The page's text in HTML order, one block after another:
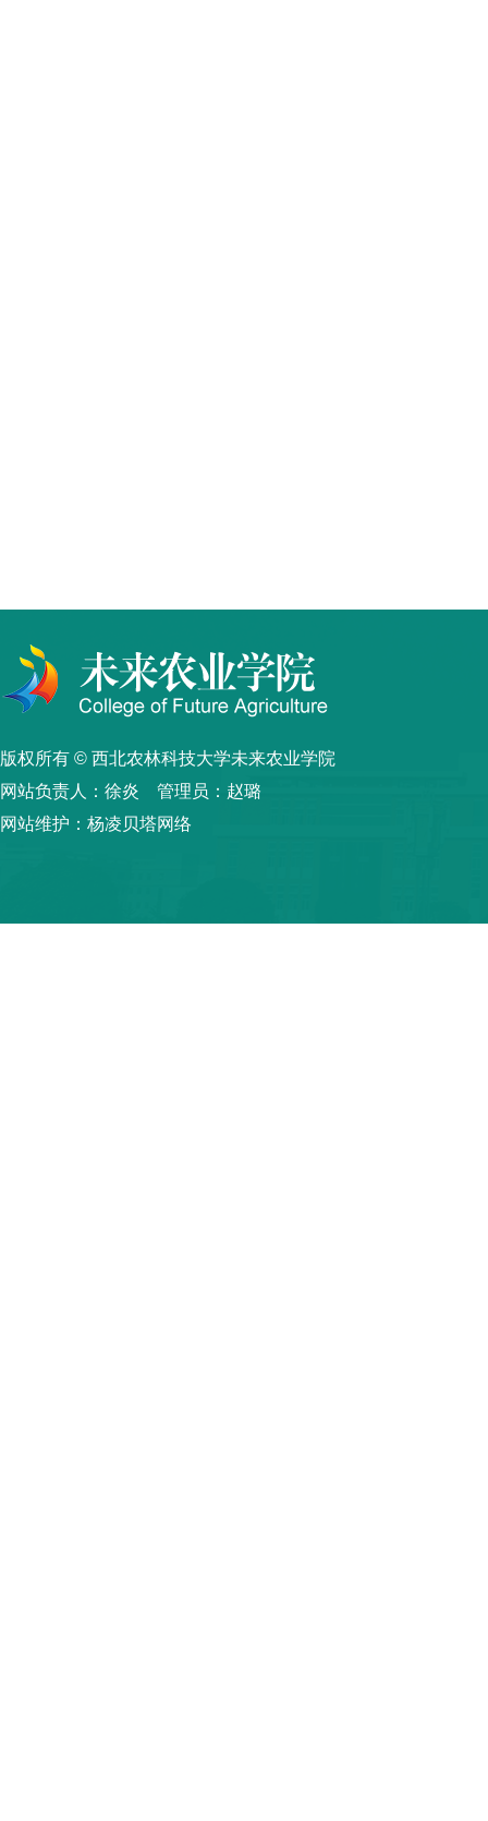
版权所有 © 西北农林科技大学未来农业学院
网站负责人：徐炎 管理员：赵璐
网站维护：杨凌贝塔网络